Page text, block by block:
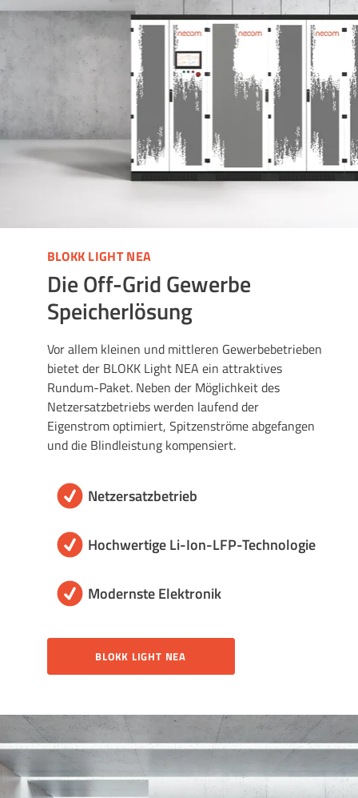
BLOKK LIGHT NEA
Die Off-Grid Gewerbe
Speicherlösung
Vor allem kleinen und mittleren Gewerbebetrieben
bietet der BLOKK Light NEA ein attraktives
Rundum-Paket. Neben der Möglichkeit des
Netzersatzbetriebs werden laufend der
Eigenstrom optimiert, Spitzenströme abgefangen
und die Blindleistung kompensiert.
Netzersatzbetrieb
Hochwertige Li-Ion-LFP-Technologie
Modernste Elektronik
BLOKK LIGHT NEA